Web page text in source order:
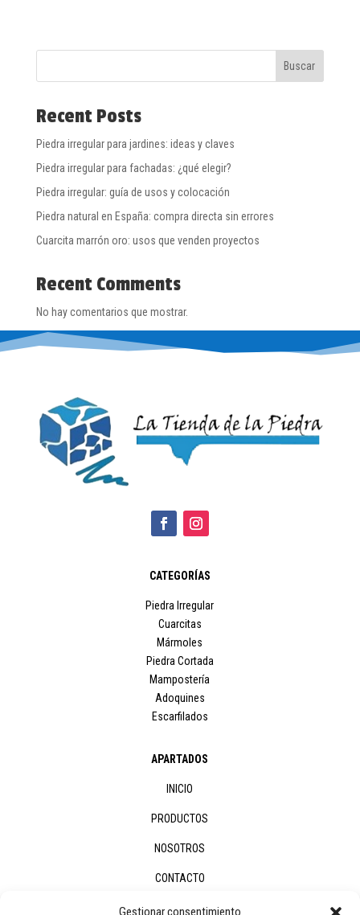
Gestionar consentimiento
Buscar
Recent Posts
Piedra irregular para jardines: ideas y claves
Piedra irregular para fachadas: ¿qué elegir?
Piedra irregular: guía de usos y colocación
Piedra natural en España: compra directa sin errores
Cuarcita marrón oro: usos que venden proyectos
Recent Comments
No hay comentarios que mostrar.
CATEGORÍAS
Piedra Irregular
Cuarcitas
Mármoles
Piedra Cortada
Mampostería
Adoquines
Escarfilados
APARTADOS
INICIO
PRODUCTOS
NOSOTROS
CONTACTO